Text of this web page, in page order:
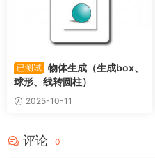
已测试 物体生成（生成box、
球形、线转圆柱）
2025-10-11
评论 0